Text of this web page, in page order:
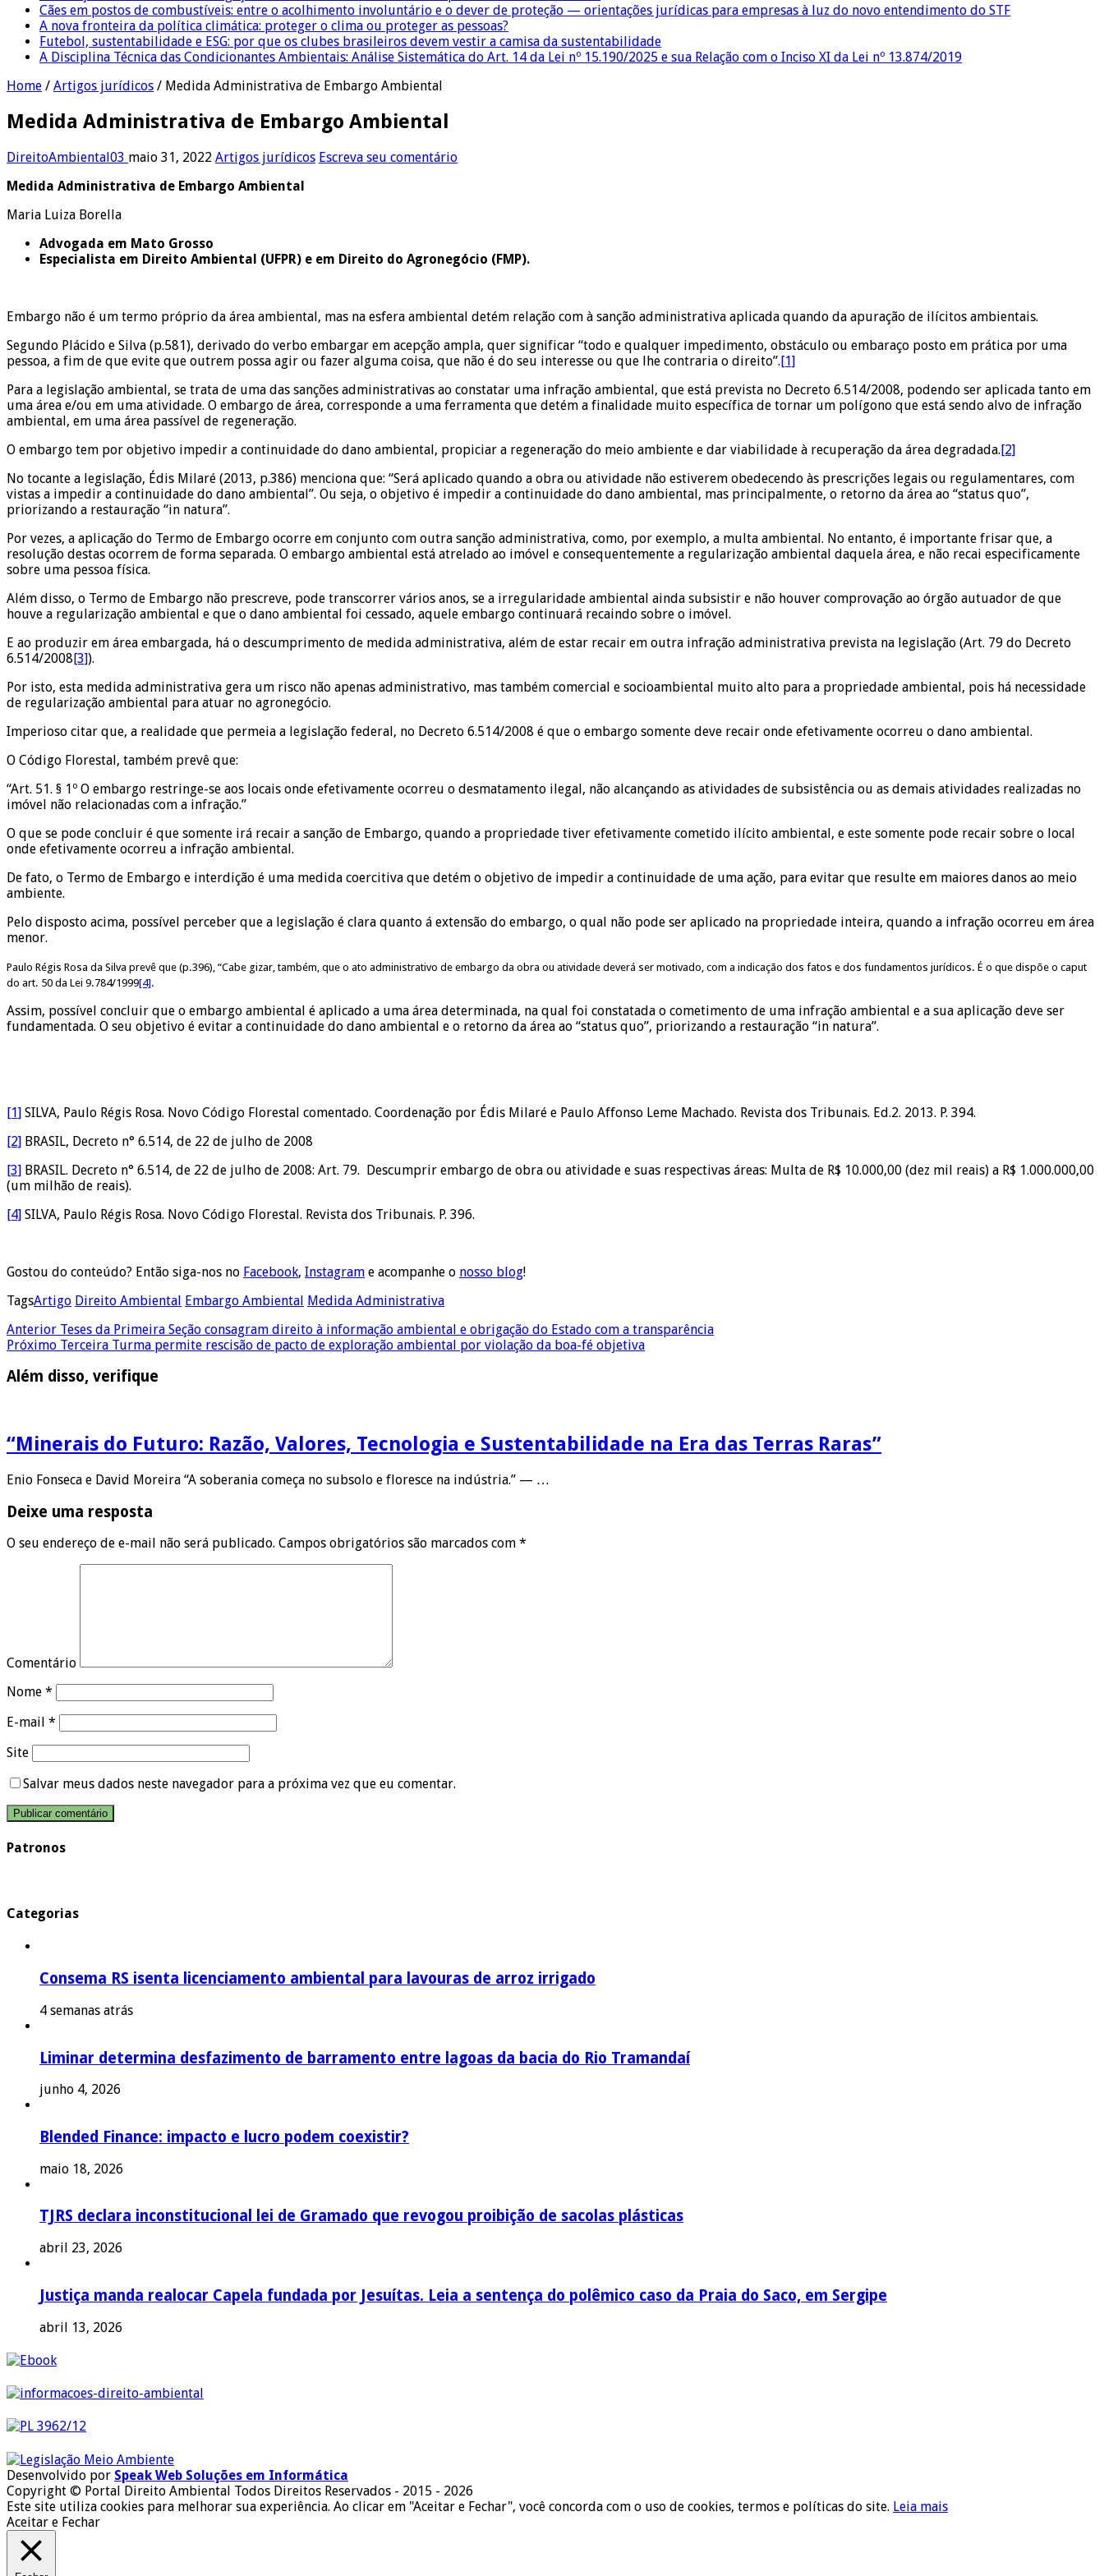
Cães em postos de combustíveis: entre o acolhimento involuntário e o dever de proteção — orientações jurídicas para empresas à luz do novo entendimento do STF
A nova fronteira da política climática: proteger o clima ou proteger as pessoas?
Futebol, sustentabilidade e ESG: por que os clubes brasileiros devem vestir a camisa da sustentabilidade
A Disciplina Técnica das Condicionantes Ambientais: Análise Sistemática do Art. 14 da Lei nº 15.190/2025 e sua Relação com o Inciso XI da Lei nº 13.874/2019
Home / Artigos jurídicos / Medida Administrativa de Embargo Ambiental
Medida Administrativa de Embargo Ambiental
DireitoAmbiental03 maio 31, 2022 Artigos jurídicos Escreva seu comentário
Medida Administrativa de Embargo Ambiental
Maria Luiza Borella
Advogada em Mato Grosso
Especialista em Direito Ambiental (UFPR) e em Direito do Agronegócio (FMP).
Embargo não é um termo próprio da área ambiental, mas na esfera ambiental detém relação com à sanção administrativa aplicada quando da apuração de ilícitos ambientais.
Segundo Plácido e Silva (p.581), derivado do verbo embargar em acepção ampla, quer significar “todo e qualquer impedimento, obstáculo ou embaraço posto em prática por uma
pessoa, a fim de que evite que outrem possa agir ou fazer alguma coisa, que não é do seu interesse ou que lhe contraria o direito”.[1]
Para a legislação ambiental, se trata de uma das sanções administrativas ao constatar uma infração ambiental, que está prevista no Decreto 6.514/2008, podendo ser aplicada tanto em
uma área e/ou em uma atividade. O embargo de área, corresponde a uma ferramenta que detém a finalidade muito específica de tornar um polígono que está sendo alvo de infração
ambiental, em uma área passível de regeneração.
O embargo tem por objetivo impedir a continuidade do dano ambiental, propiciar a regeneração do meio ambiente e dar viabilidade à recuperação da área degradada.[2]
No tocante a legislação, Édis Milaré (2013, p.386) menciona que: “Será aplicado quando a obra ou atividade não estiverem obedecendo às prescrições legais ou regulamentares, com
vistas a impedir a continuidade do dano ambiental”. Ou seja, o objetivo é impedir a continuidade do dano ambiental, mas principalmente, o retorno da área ao “status quo”,
priorizando a restauração “in natura”.
Por vezes, a aplicação do Termo de Embargo ocorre em conjunto com outra sanção administrativa, como, por exemplo, a multa ambiental. No entanto, é importante frisar que, a
resolução destas ocorrem de forma separada. O embargo ambiental está atrelado ao imóvel e consequentemente a regularização ambiental daquela área, e não recai especificamente
sobre uma pessoa física.
Além disso, o Termo de Embargo não prescreve, pode transcorrer vários anos, se a irregularidade ambiental ainda subsistir e não houver comprovação ao órgão autuador de que
houve a regularização ambiental e que o dano ambiental foi cessado, aquele embargo continuará recaindo sobre o imóvel.
E ao produzir em área embargada, há o descumprimento de medida administrativa, além de estar recair em outra infração administrativa prevista na legislação (Art. 79 do Decreto
6.514/2008[3]).
Por isto, esta medida administrativa gera um risco não apenas administrativo, mas também comercial e socioambiental muito alto para a propriedade ambiental, pois há necessidade
de regularização ambiental para atuar no agronegócio.
Imperioso citar que, a realidade que permeia a legislação federal, no Decreto 6.514/2008 é que o embargo somente deve recair onde efetivamente ocorreu o dano ambiental.
O Código Florestal, também prevê que:
“Art. 51. § 1º O embargo restringe-se aos locais onde efetivamente ocorreu o desmatamento ilegal, não alcançando as atividades de subsistência ou as demais atividades realizadas no
imóvel não relacionadas com a infração.”
O que se pode concluir é que somente irá recair a sanção de Embargo, quando a propriedade tiver efetivamente cometido ilícito ambiental, e este somente pode recair sobre o local
onde efetivamente ocorreu a infração ambiental.
De fato, o Termo de Embargo e interdição é uma medida coercitiva que detém o objetivo de impedir a continuidade de uma ação, para evitar que resulte em maiores danos ao meio
ambiente.
Pelo disposto acima, possível perceber que a legislação é clara quanto á extensão do embargo, o qual não pode ser aplicado na propriedade inteira, quando a infração ocorreu em área
menor.
Paulo Régis Rosa da Silva prevê que (p.396), “Cabe gizar, também, que o ato administrativo de embargo da obra ou atividade deverá ser motivado, com a indicação dos fatos e dos fundamentos jurídicos. É o que dispõe o caput
do art. 50 da Lei 9.784/1999[4].
Assim, possível concluir que o embargo ambiental é aplicado a uma área determinada, na qual foi constatada o cometimento de uma infração ambiental e a sua aplicação deve ser
fundamentada. O seu objetivo é evitar a continuidade do dano ambiental e o retorno da área ao “status quo”, priorizando a restauração “in natura”.
[1] SILVA, Paulo Régis Rosa. Novo Código Florestal comentado. Coordenação por Édis Milaré e Paulo Affonso Leme Machado. Revista dos Tribunais. Ed.2. 2013. P. 394.
[2] BRASIL, Decreto n° 6.514, de 22 de julho de 2008
[3] BRASIL. Decreto n° 6.514, de 22 de julho de 2008: Art. 79. Descumprir embargo de obra ou atividade e suas respectivas áreas: Multa de R$ 10.000,00 (dez mil reais) a R$ 1.000.000,00
(um milhão de reais).
[4] SILVA, Paulo Régis Rosa. Novo Código Florestal. Revista dos Tribunais. P. 396.
Gostou do conteúdo? Então siga-nos no Facebook, Instagram e acompanhe o nosso blog!
TagsArtigo Direito Ambiental Embargo Ambiental Medida Administrativa
Anterior Teses da Primeira Seção consagram direito à informação ambiental e obrigação do Estado com a transparência
Próximo Terceira Turma permite rescisão de pacto de exploração ambiental por violação da boa-fé objetiva
Além disso, verifique
“Minerais do Futuro: Razão, Valores, Tecnologia e Sustentabilidade na Era das Terras Raras”
Enio Fonseca e David Moreira “A soberania começa no subsolo e floresce na indústria.” — …
Deixe uma resposta
O seu endereço de e-mail não será publicado. Campos obrigatórios são marcados com *
Comentário
Nome *
E-mail *
Site
Salvar meus dados neste navegador para a próxima vez que eu comentar.
Patronos
Categorias
Consema RS isenta licenciamento ambiental para lavouras de arroz irrigado
4 semanas atrás
Liminar determina desfazimento de barramento entre lagoas da bacia do Rio Tramandaí
junho 4, 2026
Blended Finance: impacto e lucro podem coexistir?
maio 18, 2026
TJRS declara inconstitucional lei de Gramado que revogou proibição de sacolas plásticas
abril 23, 2026
Justiça manda realocar Capela fundada por Jesuítas. Leia a sentença do polêmico caso da Praia do Saco, em Sergipe
abril 13, 2026
Desenvolvido por Speak Web Soluções em Informática
Copyright © Portal Direito Ambiental Todos Direitos Reservados - 2015 - 2026
Este site utiliza cookies para melhorar sua experiência. Ao clicar em "Aceitar e Fechar", você concorda com o uso de cookies, termos e políticas do site. Leia mais
Aceitar e Fechar